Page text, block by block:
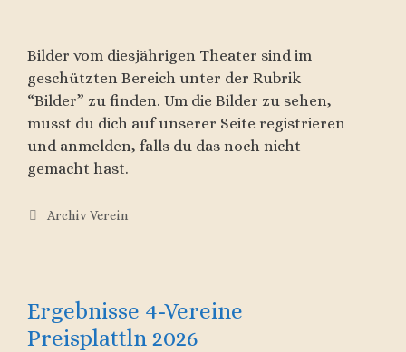
Bilder vom diesjährigen Theater sind im
geschützten Bereich unter der Rubrik
“Bilder” zu finden. Um die Bilder zu sehen,
musst du dich auf unserer Seite registrieren
und anmelden, falls du das noch nicht
gemacht hast.
Kategorien
Archiv Verein
Ergebnisse 4-Vereine
Preisplattln 2026